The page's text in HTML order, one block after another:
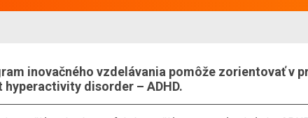
inovačného vzdelávania pomôže zorientovať v
disorder – ADHD.